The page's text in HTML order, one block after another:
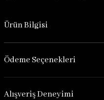
Ürün Bilgisi
Ödeme Seçenekleri
Alışveriş Deneyimi